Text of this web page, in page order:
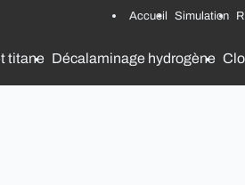
Accueil Simulation
titane Décalaminage hydrogène